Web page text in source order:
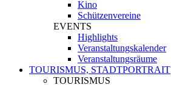
Kino
Schützenvereine
EVENTS
Highlights
Veranstaltungskalender
Veranstaltungsräume
TOURISMUS, STADTPORTRAIT
TOURISMUS